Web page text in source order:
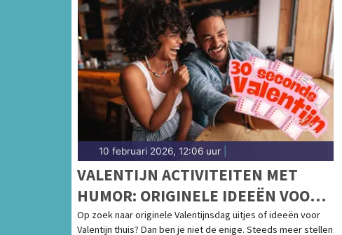
10 februari 2026, 12:06 uur
VALENTIJN ACTIVITEITEN MET
HUMOR: ORIGINELE IDEEËN VOOR
VALENTIJN THUIS
Op zoek naar originele Valentijnsdag uitjes of ideeën voor
Valentijn thuis? Dan ben je niet de enige. Steeds meer stellen